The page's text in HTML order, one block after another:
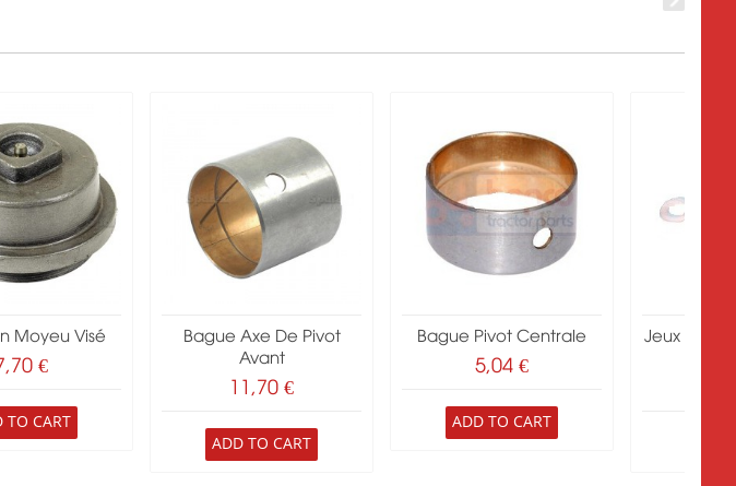
Moyeu Visé
€
TO CART
Bague Axe De Pivot
Avant
11,70 €
ADD TO CART
Bague Pivot Centrale
5,04 €
ADD TO CART
Jeux De